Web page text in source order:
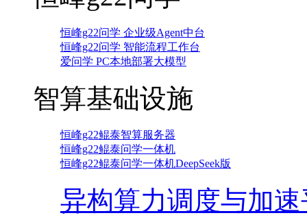
恒峰g22问学 企业级Agent中台
恒峰g22问学 智能流程工作台
爱问学 PC本地部署大模型
智算基础设施
恒峰g22鲲泰智算服务器
恒峰g22鲲泰问学一体机
恒峰g22鲲泰问学一体机DeepSeek版
异构算力调度与加